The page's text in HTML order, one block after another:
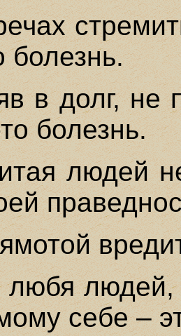
болезнь.
в долг, не
болезнь.
людей
людей,
себе –